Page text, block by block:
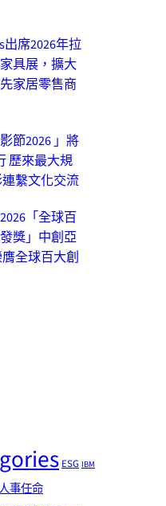
出席2026年拉
具展，擴大
家居零售商
節2026 」將
歷來最大規
繫文化交流
「全球百
獎」中創亞
全球百大創
ESG IBM
事任命